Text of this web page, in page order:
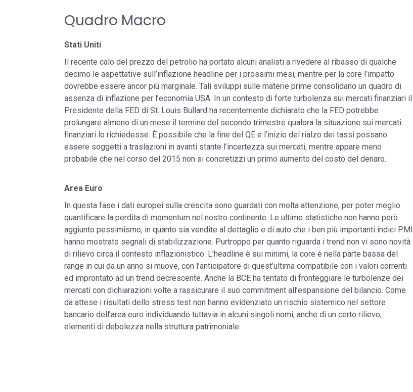
Quadro Macro
Stati Uniti
Il recente calo del prezzo del petrolio ha portato alcuni analisti a rivedere al ribasso di qualche
decimo le aspettative sull’inflazione headline per i prossimi mesi, mentre per la core l’impatto
dovrebbe essere ancor più marginale. Tali sviluppi sulle materie prime consolidano un quadro di
assenza di inflazione per l’economia USA. In un contesto di forte turbolenza sui mercati finanziari il
Presidente della FED di St. Louis Bullard ha recentemente dichiarato che la FED potrebbe
prolungare almeno di un mese il termine del secondo trimestre qualora la situazione sui mercati
finanziari lo richiedesse. È possibile che la fine del QE e l’inizio del rialzo dei tassi possano
essere soggetti a traslazioni in avanti stante l’incertezza sui mercati, mentre appare meno
probabile che nel corso del 2015 non si concretizzi un primo aumento del costo del denaro.
Area Euro
In questa fase i dati europei sulla crescita sono guardati con molta attenzione, per poter meglio
quantificare la perdita di momentum nel nostro continente. Le ultime statistiche non hanno però
aggiunto pessimismo, in quanto sia vendite al dettaglio e di auto che i ben più importanti indici PMI
hanno mostrato segnali di stabilizzazione. Purtroppo per quanto riguarda i trend non vi sono novità
di rilievo circa il contesto inflazionistico. L’headline è sui minimi, la core è nella parte bassa del
range in cui da un anno si muove, con l’anticipatore di quest’ultima compatibile con i valori correnti
ed improntato ad un trend decrescente. Anche la BCE ha tentato di fronteggiare le turbolenze dei
mercati con dichiarazioni volte a rassicurare il suo commitment all’espansione del bilancio. Come
da attese i risultati dello stress test non hanno evidenziato un rischio sistemico nel settore
bancario dell’area euro individuando tuttavia in alcuni singoli nomi, anche di un certo rilievo,
elementi di debolezza nella struttura patrimoniale.